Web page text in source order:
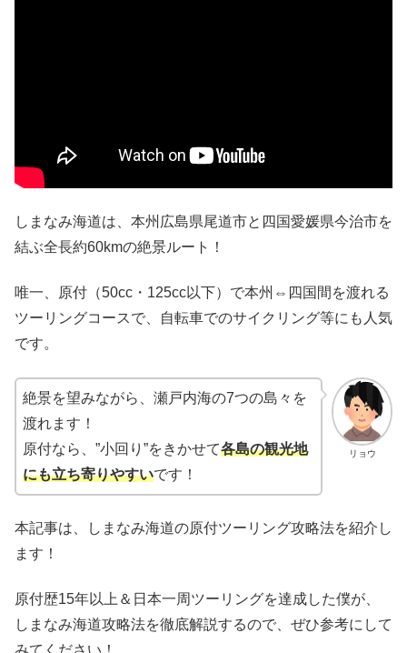
しまなみ海道は、本州広島県尾道市と四国愛媛県今治市を
結ぶ全長約60kmの絶景ルート！
唯一、原付（50cc・125cc以下）で本州⇔四国間を渡れる
ツーリングコースで、自転車でのサイクリング等にも人気
です。
リョウ
絶景を望みながら、瀬戸内海の7つの島々を
渡れます！
原付なら、”小回り”をきかせて各島の観光地
にも立ち寄りやすいです！
本記事は、しまなみ海道の原付ツーリング攻略法を紹介し
ます！
原付歴15年以上＆日本一周ツーリングを達成した僕が、
しまなみ海道攻略法を徹底解説するので、ぜひ参考にして